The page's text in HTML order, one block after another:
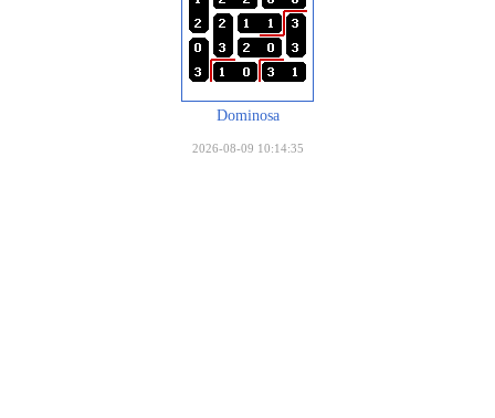
Dominosa
2026-08-09 10:14:35